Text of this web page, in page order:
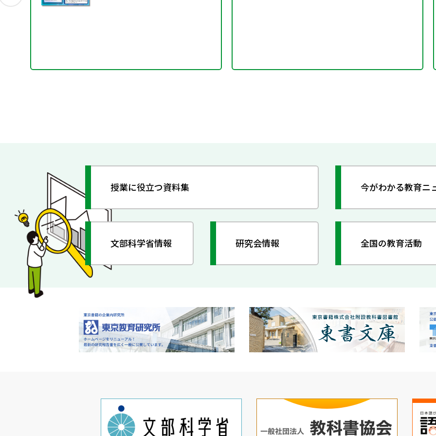
授業に役立つ資料集 今がわかる教育ニ
文部科学省情報 研究会情報 全国の教育活動